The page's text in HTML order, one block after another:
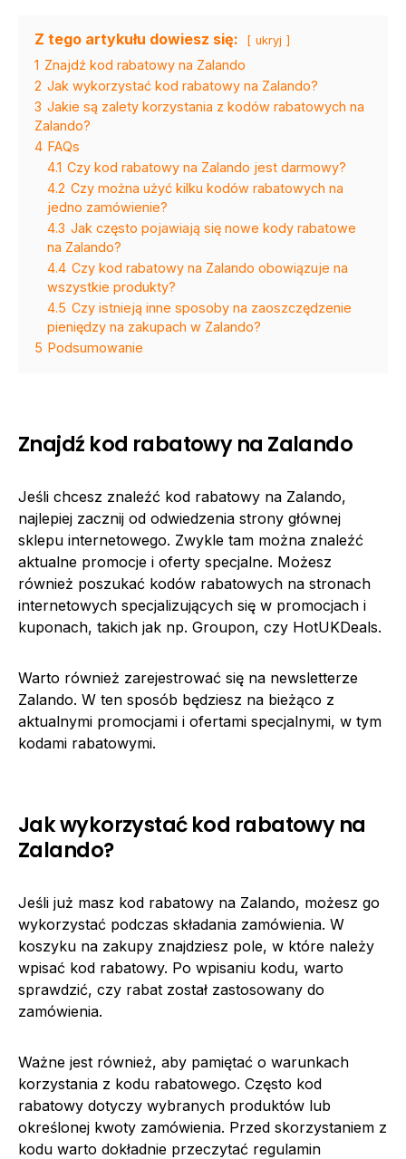
Z tego artykułu dowiesz się: ukryj
1 Znajdź kod rabatowy na Zalando
2 Jak wykorzystać kod rabatowy na Zalando?
3 Jakie są zalety korzystania z kodów rabatowych na
Zalando?
4 FAQs
4.1 Czy kod rabatowy na Zalando jest darmowy?
4.2 Czy można użyć kilku kodów rabatowych na
jedno zamówienie?
4.3 Jak często pojawiają się nowe kody rabatowe
na Zalando?
4.4 Czy kod rabatowy na Zalando obowiązuje na
wszystkie produkty?
4.5 Czy istnieją inne sposoby na zaoszczędzenie
pieniędzy na zakupach w Zalando?
5 Podsumowanie
Znajdź kod rabatowy na Zalando
Jeśli chcesz znaleźć kod rabatowy na Zalando,
najlepiej zacznij od odwiedzenia strony głównej
sklepu internetowego. Zwykle tam można znaleźć
aktualne promocje i oferty specjalne. Możesz
również poszukać kodów rabatowych na stronach
internetowych specjalizujących się w promocjach i
kuponach, takich jak np. Groupon, czy HotUKDeals.
Warto również zarejestrować się na newsletterze
Zalando. W ten sposób będziesz na bieżąco z
aktualnymi promocjami i ofertami specjalnymi, w tym
kodami rabatowymi.
Jak wykorzystać kod rabatowy na
Zalando?
Jeśli już masz kod rabatowy na Zalando, możesz go
wykorzystać podczas składania zamówienia. W
koszyku na zakupy znajdziesz pole, w które należy
wpisać kod rabatowy. Po wpisaniu kodu, warto
sprawdzić, czy rabat został zastosowany do
zamówienia.
Ważne jest również, aby pamiętać o warunkach
korzystania z kodu rabatowego. Często kod
rabatowy dotyczy wybranych produktów lub
określonej kwoty zamówienia. Przed skorzystaniem z
kodu warto dokładnie przeczytać regulamin